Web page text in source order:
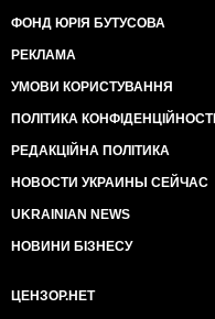
ФОНД ЮРІЯ БУТУСОВА
РЕКЛАМА
УМОВИ КОРИСТУВАННЯ
ПОЛІТИКА КОНФІДЕНЦІЙНОСТІ
РЕДАКЦІЙНА ПОЛІТИКА
НОВОСТИ УКРАИНЫ СЕЙЧАС
UKRAINIAN NEWS
НОВИНИ БІЗНЕСУ
ЦЕНЗОР.НЕТ